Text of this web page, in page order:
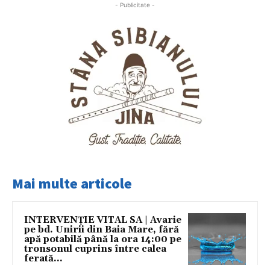
- Publicitate -
Mai multe articole
INTERVENȚIE VITAL SA | Avarie
pe bd. Unirii din Baia Mare, fără
apă potabilă până la ora 14:00 pe
tronsonul cuprins între calea
ferată...